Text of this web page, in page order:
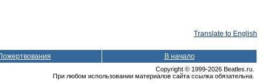
Translate to English
В начало
Copyright © 1999-2026 Beatles.ru.
При любом использовании материалов сайта ссылка обязательна.